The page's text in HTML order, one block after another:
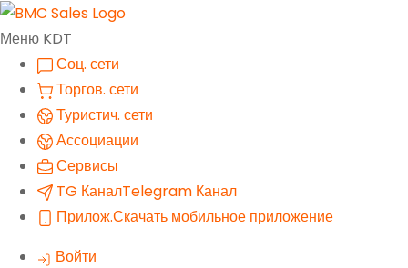
Меню KDT
Соц. сети
Торгов. сети
Туристич. сети
Ассоциации
Сервисы
TG КаналTelegram Канал
Прилож.Скачать мобильное приложение
Войти